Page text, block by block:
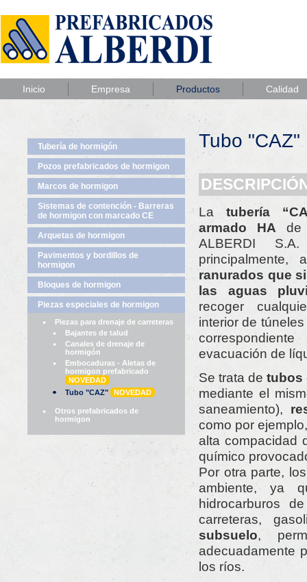
Inicio Empresa Productos Calidad
Tubería de hormigón
Pozos prefabricados de hormigon
Marcos de hormigon
Sistemas de contención - Barreras
de hormigon con marcado CE
Arquetas de hormigon
Pavimentos y bordillos de
hormigon
Bloques de hormigon
Piezas especiales de hormigon
Piezas para drenaje de carreteras
Bajantes de talud
Canales de drenaje de
hormigón
Embocaduras - Aletas de
hormigon prefabricado
NOVEDAD
Tubo "CAZ"
NOVEDAD
Otros prefabricados de
hormigon
Tubo "CAZ"
La tubería
armado HA de
ALBERDI
ranurados que
las aguas
recoger
interior de
evacuación de
Se trata de tubos
mediante el
saneamiento),
como por
alta compacidad
químico
Por otra parte,
ambiente, ya
hidrocarburos
carreteras,
subsuelo,
adecuadamente
los ríos.